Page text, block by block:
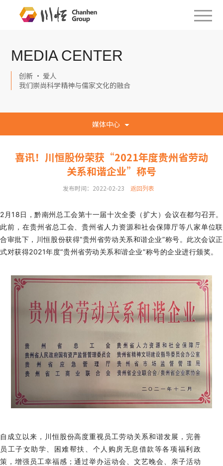
MEDIA CENTER
创新 · 爱人
我们崇尚科学精神与儒家文化的融合
媒体中心
喜讯！川恒股份荣获“2021年度贵州省劳动
关系和谐企业”称号
发布时间：2022-02-23 返回列表
2月18日，黔南州总工会第十一届十次全委（扩大）会议在都匀召开。
此前，在贵州省总工会、贵州省人力资源和社会保障厅等八家单位联
合审批下，川恒股份获得“贵州省劳动关系和谐企业”称号。此次会议正
式对获得2021年度“贵州省劳动关系和谐企业”称号的企业进行颁奖。
自成立以来， 川恒股份高度重视员工劳动关系和谐发展，完善
员工子女助学、困难帮扶、个人购房无息借款等各项福利政
策，增强员工幸福感；通过举办运动会、文艺晚会、亲子活动